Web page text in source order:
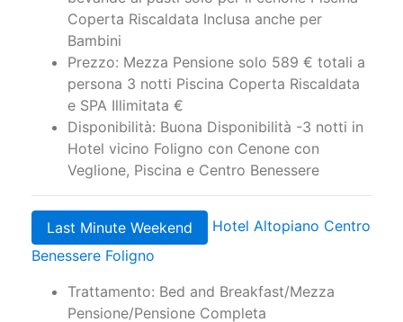
Pensione completa Cenone Incluso con
bevande ai pasti solo per il cenone Piscina
Coperta Riscaldata Inclusa anche per
Bambini
Prezzo: Mezza Pensione solo 589 € totali a
persona 3 notti Piscina Coperta Riscaldata
e SPA Illimitata €
Disponibilità: Buona Disponibilità -3 notti in
Veglione, Piscina e Centro Benessere
Last Minute Weekend
Benessere Foligno